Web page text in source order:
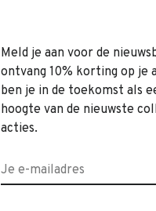
Meld je aan voor de
ontvang 10% korting op je
ben je in de toekomst als
hoogte van de nieuwste
acties.